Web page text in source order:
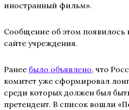
иностранный фильм».
Сообщение об этом
сайте учреждения.
Ранее было объявлено, что
комитет уже сформировал
среди которых должен был
претендент. В список вошли